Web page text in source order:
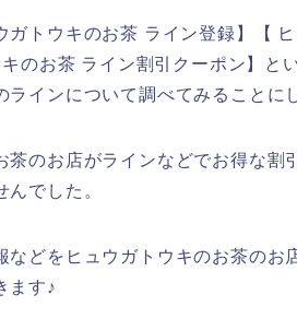
トウキのお茶 ライン登録】【
のお茶 ライン割引クーポン】と
インについて調べてみることに
のお店がラインなどでお得な割
でした。
どをヒュウガトウキのお茶のお
ます♪